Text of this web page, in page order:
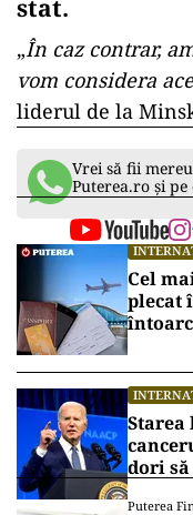
stat.
„În caz contrar,
vom considera
liderul de la
Vrei să fii
Puterea.ro și
Cel
plecat
Starea
dori
Puterea